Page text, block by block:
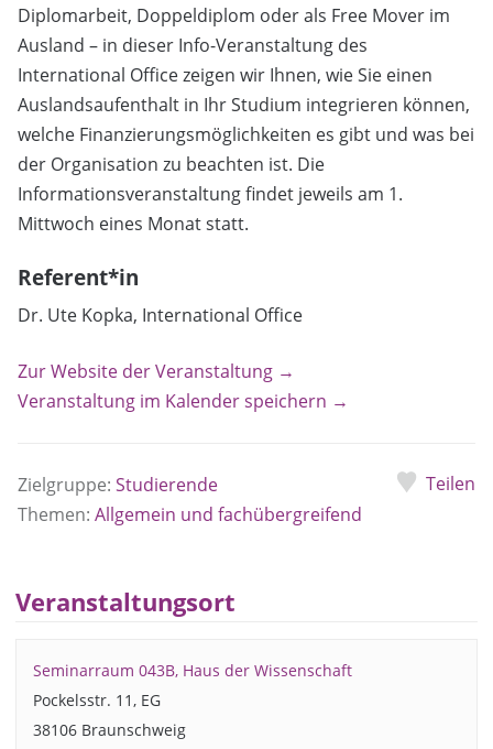
Diplomarbeit, Doppeldiplom oder als Free Mover im
Ausland – in dieser Info-Veranstaltung des
International Office zeigen wir Ihnen, wie Sie einen
Auslandsaufenthalt in Ihr Studium integrieren können,
welche Finanzierungsmöglichkeiten es gibt und was bei
der Organisation zu beachten ist. Die
Informationsveranstaltung findet jeweils am 1.
Mittwoch eines Monat statt.
Referent*in
Dr. Ute Kopka, International Office
Zur Website der Veranstaltung →
Veranstaltung im Kalender speichern →
Zielgruppe: Studierende
Themen: Allgemein und fachübergreifend
Teilen
Veranstaltungsort
Seminarraum 043B, Haus der Wissenschaft
Pockelsstr. 11, EG
38106 Braunschweig